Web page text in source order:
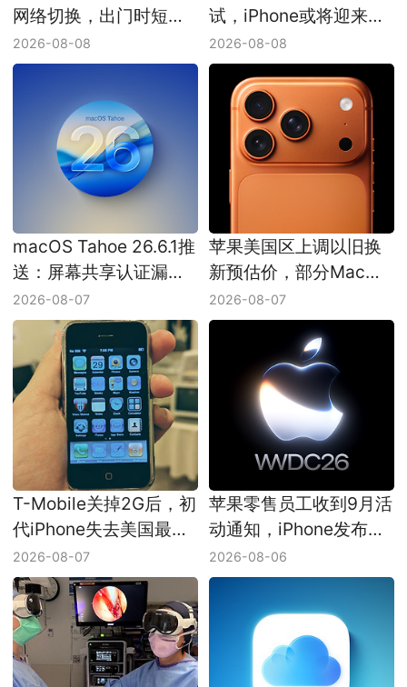
网络切换，出门时短暂
无网或能少一次
2026-08-08
试，iPhone或将迎来一
轮小更新
2026-08-08
macOS Tahoe 26.6.1推
送：屏幕共享认证漏洞
已修复
2026-08-07
苹果美国区上调以旧换
新预估价，部分Mac增
幅接近三成
2026-08-07
T-Mobile关掉2G后，初
代iPhone失去美国最后
一条蜂窝网络
2026-08-07
苹果零售员工收到9月活
动通知，iPhone发布会
日期仍未官宣
2026-08-06